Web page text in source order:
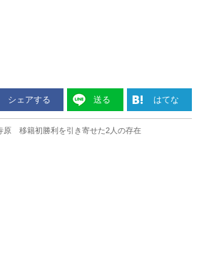
シェアする 送る はてな
原 移籍初勝利を引き寄せた2人の存在